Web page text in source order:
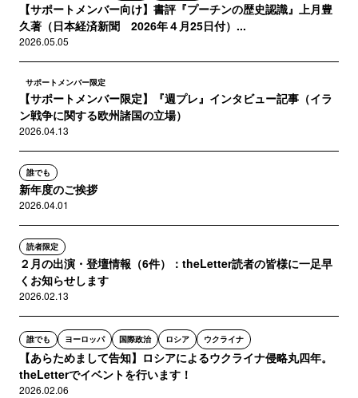
【サポートメンバー向け】書評『プーチンの歴史認識』上月豊
久著（日本経済新聞 2026年４月25日付）...
2026.05.05
サポートメンバー限定
【サポートメンバー限定】『週プレ』インタビュー記事（イラ
ン戦争に関する欧州諸国の立場）
2026.04.13
誰でも
新年度のご挨拶
2026.04.01
読者限定
２月の出演・登壇情報（6件）：theLetter読者の皆様に一足早
くお知らせします
2026.02.13
誰でも ヨーロッパ 国際政治 ロシア ウクライナ
【あらためまして告知】ロシアによるウクライナ侵略丸四年。
theLetterでイベントを行います！
2026.02.06